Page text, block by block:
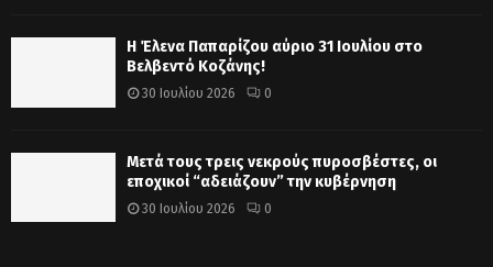
Η Έλενα Παπαρίζου αύριο 31 Ιουλίου στο
Βελβεντό Κοζάνης!
30 Ιουλίου 2026 0
Μετά τους τρεις νεκρούς πυροσβέστες, οι
εποχικοί “αδειάζουν” την κυβέρνηση
30 Ιουλίου 2026 0